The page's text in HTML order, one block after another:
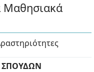
Μαθησιακά